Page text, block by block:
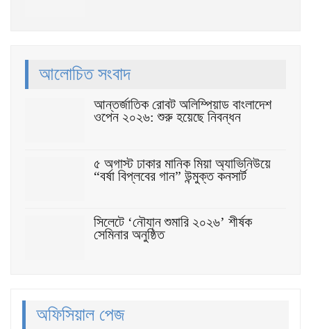
আলোচিত সংবাদ
আন্তর্জাতিক রোবট অলিম্পিয়াড বাংলাদেশ
ওপেন ২০২৬: শুরু হয়েছে নিবন্ধন
৫ অগাস্ট ঢাকার মানিক মিয়া অ্যাভিনিউয়ে
“বর্ষা বিপ্লবের গান” উন্মুক্ত কনসার্ট
সিলেটে ‘নৌযান শুমারি ২০২৬’ শীর্ষক
সেমিনার অনুষ্ঠিত
অফিসিয়াল পেজ